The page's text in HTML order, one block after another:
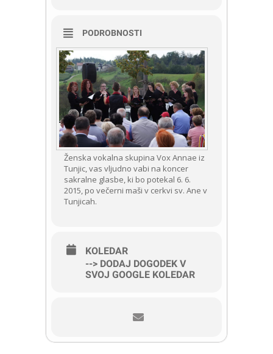
PODROBNOSTI
Ženska vokalna skupina Vox Annae iz
Tunjic, vas vljudno vabi na koncer
sakralne glasbe, ki bo potekal 6. 6.
2015, po večerni maši v cerkvi sv. Ane v
Tunjicah.
KOLEDAR
--> DODAJ DOGODEK V
SVOJ GOOGLE KOLEDAR